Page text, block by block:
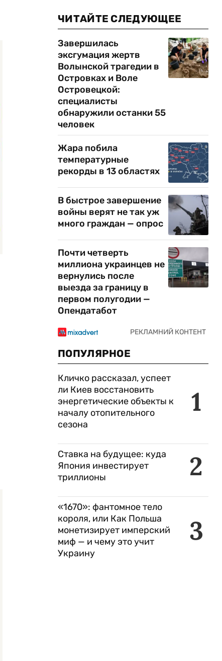
ЧИТАЙТЕ СЛЕДУЮЩЕЕ
Завершилась
эксгумация жертв
Волынской трагедии в
Островках и Воле
Островецкой:
специалисты
обнаружили останки 55
человек
Жара побила
температурные
рекорды в 13 областях
В быстрое завершение
войны верят не так уж
много граждан — опрос
Почти четверть
миллиона украинцев не
вернулись после
выезда за границу в
первом полугодии —
Опендатабот
ПОПУЛЯРНОЕ
1
Кличко рассказал, успеет
ли Киев восстановить
энергетические объекты к
началу отопительного
сезона
2
Ставка на будущее: куда
Япония инвестирует
триллионы
3
«1670»: фантомное тело
короля, или Как Польша
монетизирует имперский
миф — и чему это учит
Украину